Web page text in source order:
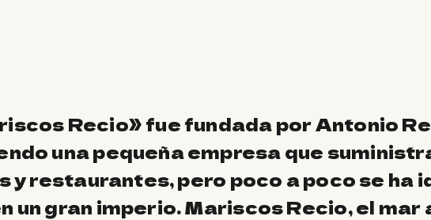
Recio» fue fundada por Antonio
una pequeña empresa que
y restaurantes, pero poco a poco se ha
un gran imperio. Mariscos Recio, el mar